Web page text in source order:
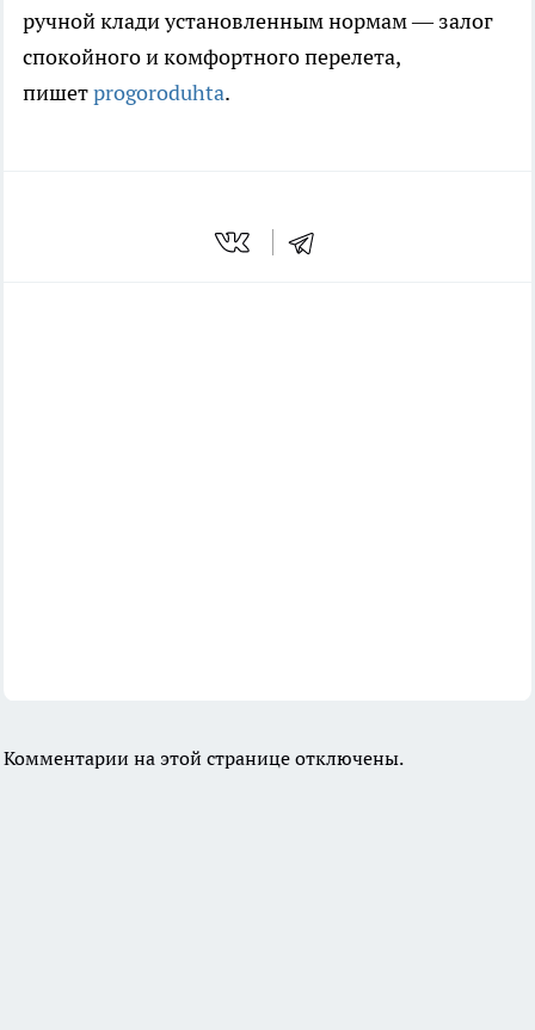
ручной клади установленным нормам — залог
спокойного и комфортного перелета,
пишетprogoroduhta.
Комментарии на этой странице отключены.